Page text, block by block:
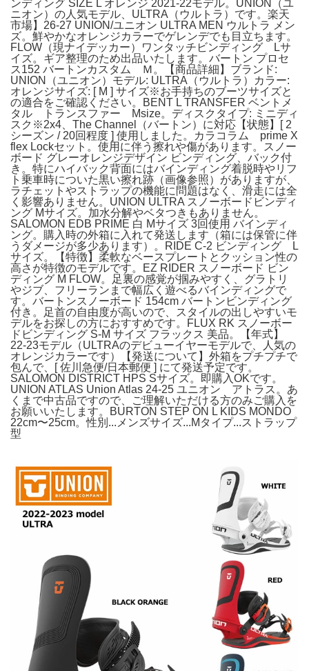
ンディング SIZE L オレンジ 2021-22モデル。UNION（ユ
ニオン）の人気モデル、ULTRA（ウルトラ）です。楽天
市場】26-27 UNION/ユニオン ULTRA MEN ウルトラ メン
ズ。鮮やかなオレンジカラーでゲレンデでも目立ちます。
FLOW（現ナイデッカー）ワンタッチビンディング Lサ
イズ。ギア整理のため出品いたします。バートン プロセ
ス152 バートンカスタム Ｍ。​【商品詳細】​ブランド:
UNION（ユニオン）​モデル: ULTRA（ウルトラ）​カラー:
オレンジ​サイズ: [ M ] サイズ​※お手持ちのブーツサイズと
の適合をご確認ください。BENT L TRANSFER ベントメ
タル トランスファー Msize。​ディスクタイプ: ミニディ
スク​※2x4、The Channel（バートン）に対応​【状態】​[ 2
シーズン / 20回程度 ] 使用しました。カラコラム prime X
flex Lockセット。​使用に伴う擦れや傷があります。スノー
ボード グレーオレンジデザイン ビンディング、バック付
き。特にハイバック背面にはバインディング着脱時やリフ
ト乗車時についた黒い擦れ跡（画像参照）がありますが、
ラチェットやストラップの機能に問題はなく、滑走には全
く影響ありません。UNION ULTRA スノーボードビンディ
ング Mサイズ。​加水分解やベタつきもありません。
SALOMON EDB PRIME 白 Mサイズ 3回使用 バインディ
ング。​購入時の外箱に入れて発送します（箱には保管に伴
うダメージが多少あります）。RIDE C-2 ビンディング L
サイズ。​【特徴】柔軟なベースプレートとクッション性の
高さが特徴のモデルです。EZ RIDER スノーボード ビン
ディング M FLOW。足裏の感覚が掴みやすく、グラトリ
やジブ、フリーランまで幅広く遊べるバインディングで
す。バートンスノーボード 154cm バートンビンディング
付き。足首の自由度が高いので、スタイルの出しやすいモ
デルをお探しの方におすすめです。FLUX RK スノーボー
ドビンディング S-M サイズ フラックス 美品。​【年式】
22-23モデル（ULTRAのデビューイヤーモデルで、人気の
オレンジカラーです）​【発送について】外箱をプチプチで
包んで、[ 佐川急便/日本郵便 ] にて発送予定です。
SALOMON DISTRICT HPS Sサイズ。​即購入OKです。
UNION ATLAS Union Atlas 24-25 ユニオン アトラス。あ
くまで中古品ですので、ご理解いただける方のみご購入を
お願いいたします。BURTON STEP ON L KIDS MONDO
22cm〜25cm。性別...メンズサイズ...Mタイプ...ストラップ
型